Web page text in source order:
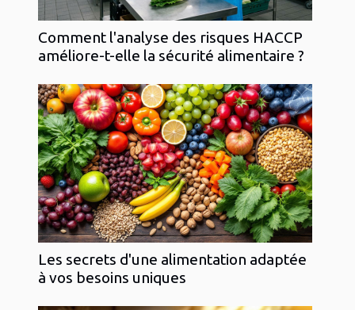
Comment l'analyse des risques HACCP
améliore-t-elle la sécurité alimentaire ?
Les secrets d'une alimentation adaptée
à vos besoins uniques